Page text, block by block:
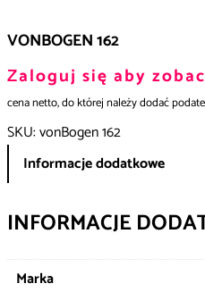
VONBOGEN 162
Zaloguj się aby
cena netto, do której należy dodać
SKU:vonBogen 162
Informacje dodatkowe
INFORMACJE
Marka